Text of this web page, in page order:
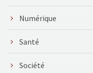
Numérique
Santé
Société